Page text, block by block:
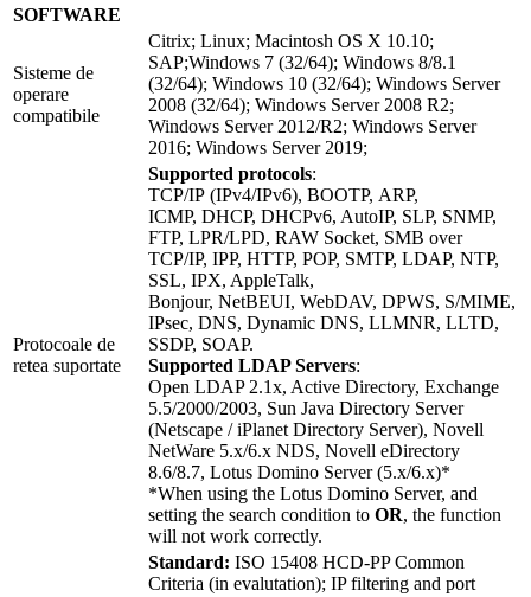
SOFTWARE
Sisteme de
operare
compatibile
Citrix; Linux; Macintosh OS X 10.10;
SAP;Windows 7 (32/64); Windows 8/8.1
(32/64); Windows 10 (32/64); Windows Server
2008 (32/64); Windows Server 2008 R2;
Windows Server 2012/R2; Windows Server
2016; Windows Server 2019;
Protocoale de
retea suportate
Supported protocols:
TCP/IP (IPv4/IPv6), BOOTP, ARP,
ICMP, DHCP, DHCPv6, AutoIP, SLP, SNMP,
FTP, LPR/LPD, RAW Socket, SMB over
TCP/IP, IPP, HTTP, POP, SMTP, LDAP, NTP,
SSL, IPX, AppleTalk,
Bonjour, NetBEUI, WebDAV, DPWS, S/MIME,
IPsec, DNS, Dynamic DNS, LLMNR, LLTD,
SSDP, SOAP.
Supported LDAP Servers:
Open LDAP 2.1x, Active Directory, Exchange
5.5/2000/2003, Sun Java Directory Server
(Netscape / iPlanet Directory Server), Novell
NetWare 5.x/6.x NDS, Novell eDirectory
8.6/8.7, Lotus Domino Server (5.x/6.x)*
*When using the Lotus Domino Server, and
setting the search condition to OR, the function
will not work correctly.
Standard: ISO 15408 HCD-PP Common
Criteria (in evalutation); IP filtering and port